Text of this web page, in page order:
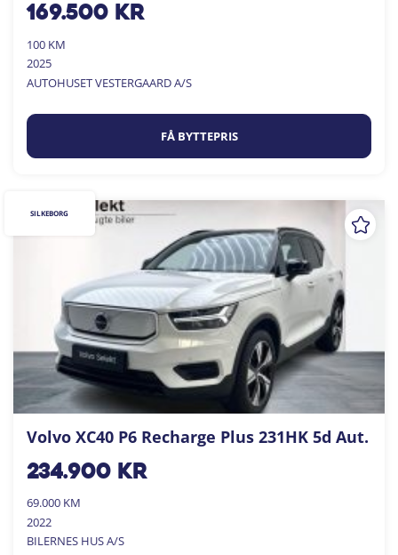
169.500kr
100 KM
2025
AUTOHUSET VESTERGAARD A/S
FÅ BYTTEPRIS
Volvo XC40 P6 Recharge Plus 231HK 5d Aut.
234.900kr
69.000 KM
2022
BILERNES HUS A/S
SILKEBORG